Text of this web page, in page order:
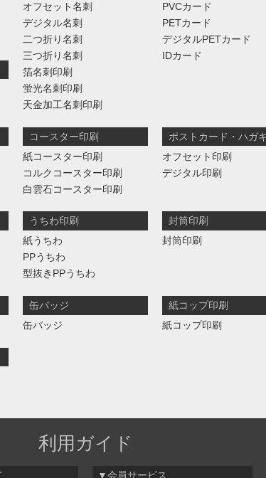
オフセット名刺
デジタル名刺
二つ折り名刺
三つ折り名刺
箔名刺印刷
蛍光名刺印刷
天金加工名刺印刷
PVCカード
PETカード
デジタルPETカード
IDカード
コースター印刷
紙コースター印刷
コルクコースター印刷
白雲石コースター印刷
ポストカード・ハガキ
オフセット印刷
デジタル印刷
うちわ印刷
紙うちわ
PPうちわ
型抜きPPうちわ
封筒印刷
封筒印刷
缶バッジ
缶バッジ
紙コップ印刷
紙コップ印刷
利用ガイド
▼会員サービス